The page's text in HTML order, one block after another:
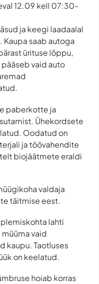
12.09 kell 07:30-
ja keegi laadaalal
saab autoga
ürituse lõppu,
vaid auto
paberkotte ja
Ühekordsete
Oodatud on
ja töövahendite
biojäätmete eraldi
valdaja
täitmise eest.
lahti
vaid
kaupu. Taotluses
on keelatud.
hoiab korras